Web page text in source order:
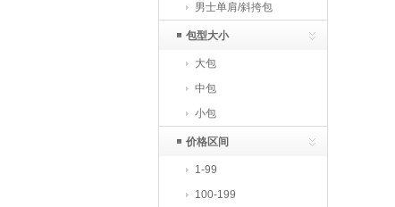
男士单肩/斜挎包
包型大小
大包
中包
小包
价格区间
1-99
100-199